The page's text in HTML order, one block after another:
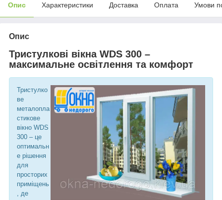
Опис Характеристики Доставка Оплата Умови
Опис
Тристулкові вікна WDS 300 –
максимальне освітлення та комфорт
Тристулко
ве
металопла
стикове
вікно WDS
300 – це
оптимальн
е рішення
для
просторих
приміщень
, де